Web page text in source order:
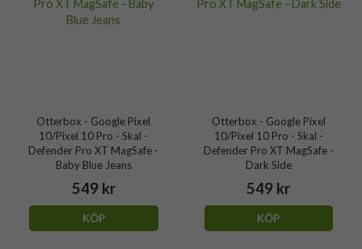
Otterbox - Google Pixel
10/Pixel 10 Pro - Skal -
Defender Pro XT MagSafe -
Baby Blue Jeans
549 kr
KÖP
Otterbox - Google Pixel
10/Pixel 10 Pro - Skal -
Defender Pro XT MagSafe -
Dark Side
549 kr
KÖP